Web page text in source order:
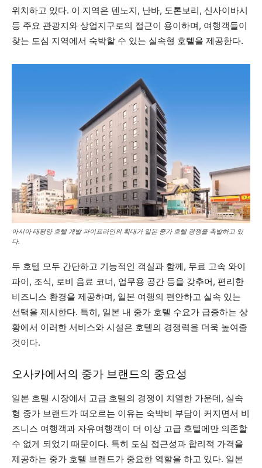
위치하고 있다. 이 지역은 덴노지, 난바, 도톤보리, 신사이바시
등 주요 관광지와 상업지구로의 접근이 용이하며, 여행객들이
찾는 도심 지역에서 숙박할 수 있는 실속형 호텔을 제공한다.
아시아 태평양 호텔 개발 파이프라인의 확대가 일본 중가 호텔 경쟁을 촉발하고 있
다.
두 호텔 모두 간단하고 기능적인 객실과 함께, 무료 고속 와이
파이, 조식, 로비 음료 코너, 업무용 공간 등을 갖추어, 편리한
비즈니스 환경을 제공하며, 일본 여행의 편안하고 실속 있는
선택을 제시한다. 특히, 일본 내 중가 호텔 수요가 급증하는 상
황에서 이러한 서비스와 시설은 호텔의 경쟁력을 더욱 높여줄
것이다.
오사카에서의 중가 브랜드의 중요성
일본 호텔 시장에서 고급 호텔의 경쟁이 치열한 가운데, 실속
형 중가 브랜드가 떠오르는 이유는 숙박비 부담이 커지면서 비
즈니스 여행객과 자유여행객이 더 이상 고급 호텔에만 의존할
수 없게 되었기 때문이다. 특히 도심 접근성과 합리적 가격을
제공하는 중가 호텔 브랜드가 중요한 역할을 하고 있다. 일본